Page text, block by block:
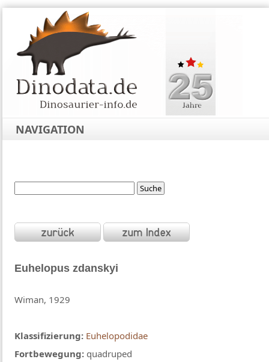
NAVIGATION
Euhelopus zdanskyi
Wiman, 1929
Klassifizierung: Euhelopodidae
Fortbewegung: quadruped